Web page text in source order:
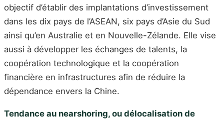
objectif d’établir des implantations d’investissement
dans les dix pays de l’ASEAN, six pays d’Asie du Sud
ainsi qu’en Australie et en Nouvelle-Zélande. Elle vise
aussi à développer les échanges de talents, la
coopération technologique et la coopération
financière en infrastructures afin de réduire la
dépendance envers la Chine.
Tendance au nearshoring, ou délocalisation de